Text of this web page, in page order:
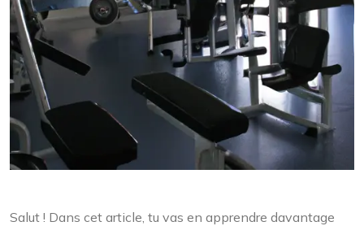
Salut ! Dans cet article, tu vas en apprendre davantage